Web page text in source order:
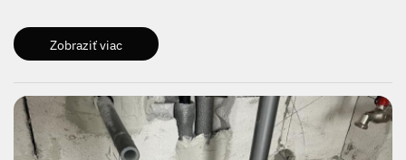
Zobraziť viac